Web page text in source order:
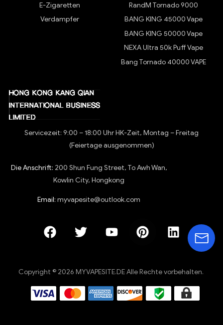
E-Zigaretten
Verdampfer
RandM Tornado 9000
BANG KING 45000 Vape
BANG KING 50000 Vape
NEXA Ultra 50k Puff Vape
Bang Tornado 40000 VAPE
Servicezeit: 9:00 – 18:00 Uhr HK-Zeit, Montag – Freitag
(Feiertage ausgenommen)
Die Anschrift: 200 Shun Fung Street, To Awh Wan,
Kowlin City, Hongkong
Email: myvapesite@outlook.com
Copyright © 2026 MYVAPESITE.DE Alle Rechte vorbehalten.